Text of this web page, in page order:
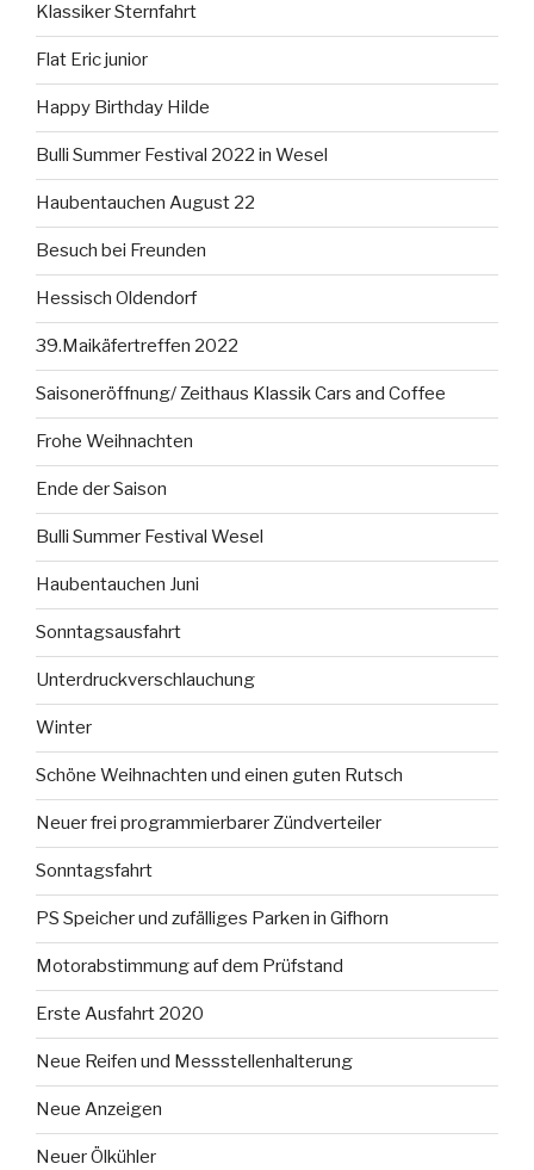
Klassiker Sternfahrt
Flat Eric junior
Happy Birthday Hilde
Bulli Summer Festival 2022 in Wesel
Haubentauchen August 22
Besuch bei Freunden
Hessisch Oldendorf
39.Maikäfertreffen 2022
Saisoneröffnung/ Zeithaus Klassik Cars and Coffee
Frohe Weihnachten
Ende der Saison
Bulli Summer Festival Wesel
Haubentauchen Juni
Sonntagsausfahrt
Unterdruckverschlauchung
Winter
Schöne Weihnachten und einen guten Rutsch
Neuer frei programmierbarer Zündverteiler
Sonntagsfahrt
PS Speicher und zufälliges Parken in Gifhorn
Motorabstimmung auf dem Prüfstand
Erste Ausfahrt 2020
Neue Reifen und Messstellenhalterung
Neue Anzeigen
Neuer Ölkühler